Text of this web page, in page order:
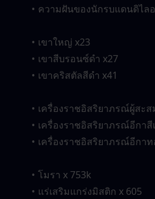
ความฝันของนักรบแดนดิไล
เขาใหญ่ x23
เขาสีบรอนซ์ดำ x27
เขาคริสตัลสีดำ x41
เครื่องราชอิสริยาภรณ์ผู้สะ
เครื่องราชอิสริยาภรณ์อีกาสี
เครื่องราชอิสริยาภรณ์อีกาท
โมรา x 753k
แร่เสริมแกร่งมิสติก x 605